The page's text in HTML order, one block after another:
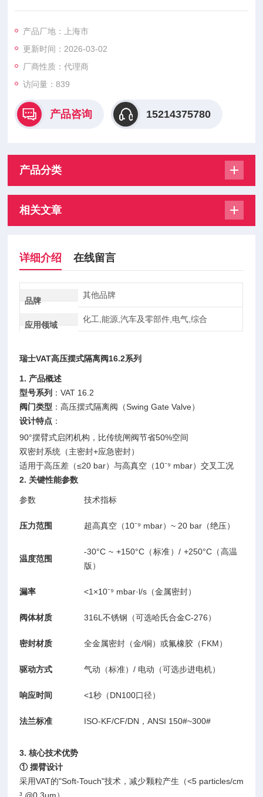
型号系列：VAT 16.2
阀门类型：高压摆式隔离阀（Swing Gate Valve）
设计特点：
双密封系统（主密封+应急密封）
产品厂地：上海市
更新时间：2026-03-02
厂商性质：代理商
访问量：839
产品咨询 15214375780
产品分类
相关文章
详细介绍 在线留言
品牌
其他品牌
应用领域
化工,能源,汽车及零部件,电气,综合
瑞士VAT高压摆式隔离阀16.2系列
1. 产品概述
型号系列 ：VAT 16.2
阀门类型 ：高压摆式隔离阀（Swing Gate Valve）
设计特点 ：
90°摆臂式启闭机构，比传统闸阀节省50%空间
双密封系统（主密封+应急密封）
适用于高压差（≤20 bar）与高真空（10⁻⁹ mbar）交叉工况
2. 关键性能参数
参数 技术指标
压力范围 超高真空（10⁻⁹ mbar）~ 20 bar（绝压）
温度范围
-30°C ~ +150°C（标准）/ +250°C（高温
版）
漏率 <1×10⁻⁹ mbar·l/s（金属密封）
阀体材质 316L不锈钢（可选哈氏合金C-276）
密封材质 全金属密封（金/铜）或氟橡胶（FKM）
驱动方式 气动（标准）/ 电动（可选步进电机）
响应时间 <1秒（DN100口径）
法兰标准 ISO-KF/CF/DN，ANSI 150#~300#
3. 核心技术优势
① 摆臂设计
采用VAT的"Soft-Touch"技术，减少颗粒产生（<5 particles/cm